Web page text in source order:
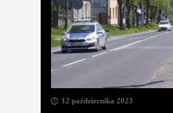
12 października 2023